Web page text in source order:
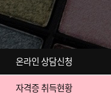
온라인 상담신청
자격증 취득현황